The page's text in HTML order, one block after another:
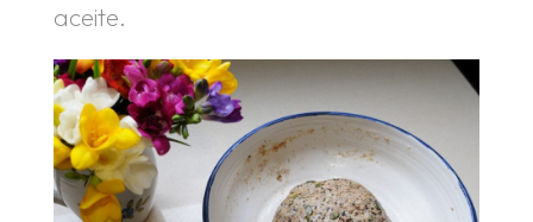
aceite.